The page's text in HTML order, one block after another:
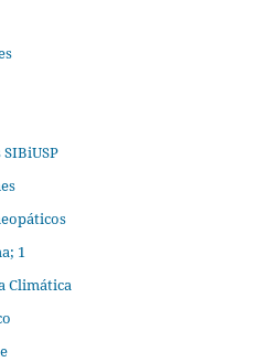
1
Climática